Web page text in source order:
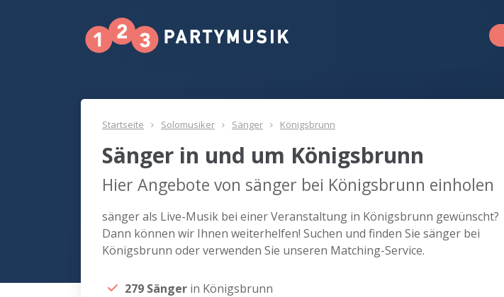
Startseite Solomusiker Sänger Königsbrunn
Sänger in und um Königsbrunn
Hier Angebote von sänger bei Königsbrunn einholen
sänger als Live-Musik bei einer Veranstaltung in Königsbrunn gewünscht?
Dann können wir Ihnen weiterhelfen! Suchen und finden Sie sänger bei
Königsbrunn oder verwenden Sie unseren Matching-Service.
279 Sänger in Königsbrunn